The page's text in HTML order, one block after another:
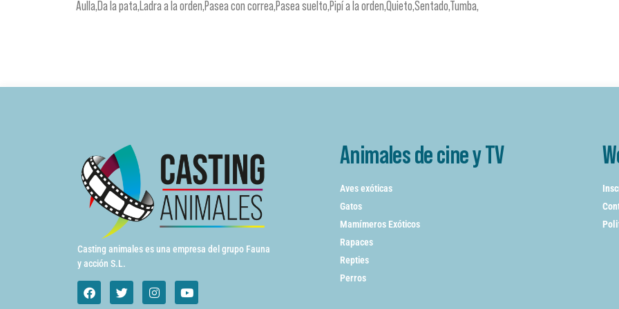
Aulla,Da la pata,Ladra a la orden,Pasea con correa,Pasea suelto,Pipí a la orden,Quieto,Sentado,Tumba,
Casting animales es una empresa del grupo Fauna
y acción S.L.
Animales de cine y TV
Aves exóticas
Gatos
Mamímeros Exóticos
Rapaces
Repties
Perros